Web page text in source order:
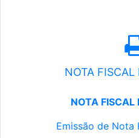
NOTA FISCAL
NOTA FISCAL
Emissão de Nota